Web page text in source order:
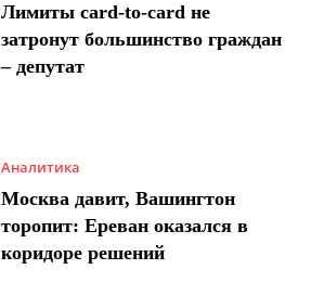
Лимиты card-to-card не
затронут большинство граждан
– депутат
Аналитика
Москва давит, Вашингтон
торопит: Ереван оказался в
коридоре решений